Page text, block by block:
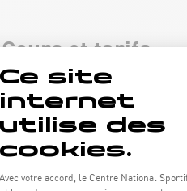
Cours et tarifs
AQUA-FIT
AQUA-BIKE